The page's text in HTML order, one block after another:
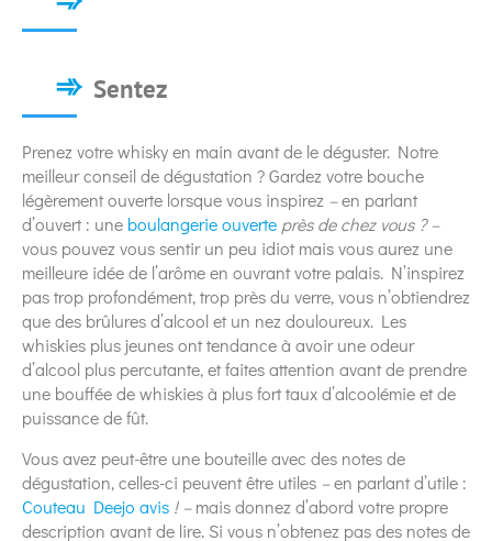
Sentez
Prenez votre whisky en main avant de le déguster. Notre
meilleur conseil de dégustation ? Gardez votre bouche
légèrement ouverte lorsque vous inspirez –en parlant
d’ouvert : une boulangerie ouverte près de chez vous ? –
vous pouvez vous sentir un peu idiot mais vous aurez une
meilleure idée de l’arôme en ouvrant votre palais. N’inspirez
pas trop profondément, trop près du verre, vous n’obtiendrez
que des brûlures d’alcool et un nez douloureux. Les
whiskies plus jeunes ont tendance à avoir une odeur
d’alcool plus percutante, et faites attention avant de prendre
une bouffée de whiskies à plus fort taux d’alcoolémie et de
puissance de fût.
Vous avez peut-être une bouteille avec des notes de
dégustation, celles-ci peuvent être utiles –en parlant d’utile :
Couteau Deejo avis ! –mais donnez d’abord votre propre
description avant de lire. Si vous n’obtenez pas des notes de